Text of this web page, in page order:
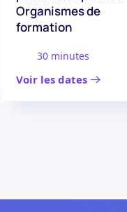
Organismes de
formation
30 minutes
Voir les dates